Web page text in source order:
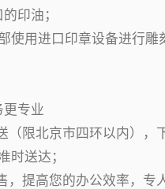
印油；
使用进口印章设备进行雕
更专业
（限北京市四环以内），
时送达；
，提高您的办公效率，专